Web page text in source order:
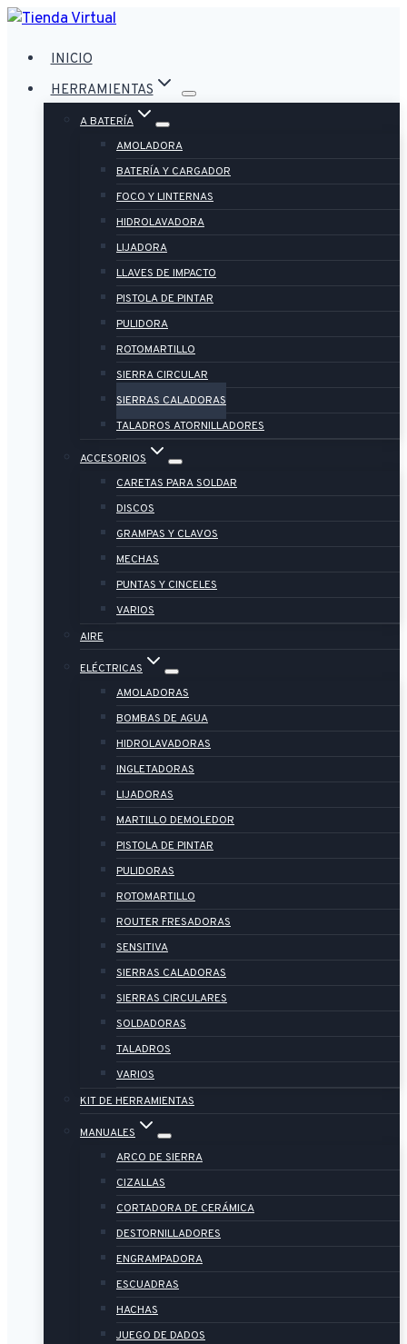
Saltar
contenido
INICIO
HERRAMIENTAS
A BATERÍA
AMOLADORA
BATERÍA Y CARGADOR
FOCO Y LINTERNAS
HIDROLAVADORA
LIJADORA
LLAVES DE IMPACTO
PISTOLA DE PINTAR
PULIDORA
ROTOMARTILLO
SIERRA CIRCULAR
SIERRAS CALADORAS
TALADROS ATORNILLADORES
ACCESORIOS
CARETAS PARA SOLDAR
DISCOS
GRAMPAS Y CLAVOS
MECHAS
PUNTAS Y CINCELES
VARIOS
AIRE
ELÉCTRICAS
AMOLADORAS
BOMBAS DE AGUA
HIDROLAVADORAS
INGLETADORAS
LIJADORAS
MARTILLO DEMOLEDOR
PISTOLA DE PINTAR
PULIDORAS
ROTOMARTILLO
ROUTER FRESADORAS
SENSITIVA
SIERRAS CALADORAS
SIERRAS CIRCULARES
SOLDADORAS
TALADROS
VARIOS
KIT DE HERRAMIENTAS
MANUALES
ARCO DE SIERRA
CIZALLAS
CORTADORA DE CERÁMICA
DESTORNILLADORES
ENGRAMPADORA
ESCUADRAS
HACHAS
JUEGO DE DADOS